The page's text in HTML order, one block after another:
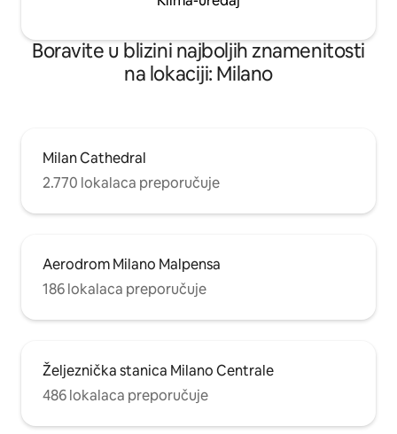
Boravite u blizini najboljih znamenitosti
na lokaciji: Milano
Milan Cathedral
2.770 lokalaca preporučuje
Aerodrom Milano Malpensa
186 lokalaca preporučuje
Željeznička stanica Milano Centrale
486 lokalaca preporučuje